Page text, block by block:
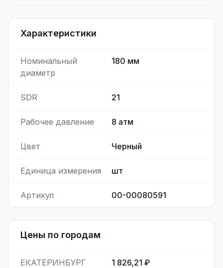
Характеристики
Номинальный
диаметр
180 мм
SDR 21
Рабочее давление 8 атм
Цвет Черный
Единица измерения шт
Артикул 00-00080591
Цены по городам
ЕКАТЕРИНБУРГ 1 826,21 ₽